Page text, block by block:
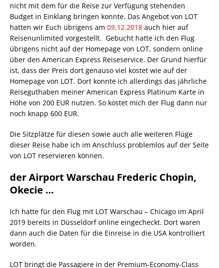
nicht mit dem für die Reise zur Verfügung stehenden
Budget in Einklang bringen konnte. Das Angebot von LOT
hatten wir Euch übrigens am 09.12.2018 auch hier auf
Reisenunlimited vorgestellt. Gebucht hatte ich den Flug
übrigens nicht auf der Homepage von LOT, sondern online
über den American Express Reiseservice. Der Grund hierfür
ist, dass der Preis dort genauso viel kostet wie auf der
Homepage von LOT. Dort konnte ich allerdings das jährliche
Reiseguthaben meiner American Express Platinum Karte in
Höhe von 200 EUR nutzen. So kostet mich der Flug dann nur
noch knapp 600 EUR.
Die Sitzplätze für diesen sowie auch alle weiteren Flüge
dieser Reise habe ich im Anschluss problemlos auf der Seite
von LOT reservieren können.
der Airport Warschau Frederic Chopin,
Okecie …
Ich hatte für den Flug mit LOT Warschau – Chicago im April
2019 bereits in Düsseldorf online eingecheckt. Dort waren
dann auch die Daten für die Einreise in die USA kontrolliert
worden.
LOT bringt die Passagiere in der Premium-Economy-Class